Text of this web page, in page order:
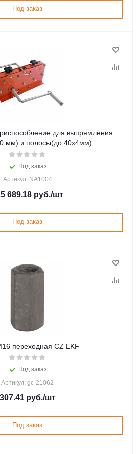
Под заказ
для выпрямления
мм) и полосы(до 40х4мм)
Под заказ
Артикул: NA1004
689.18 руб./шт
Под заказ
переходная CZ EKF
Под заказ
Артикул: gc-21062
307.41руб./шт
Под заказ